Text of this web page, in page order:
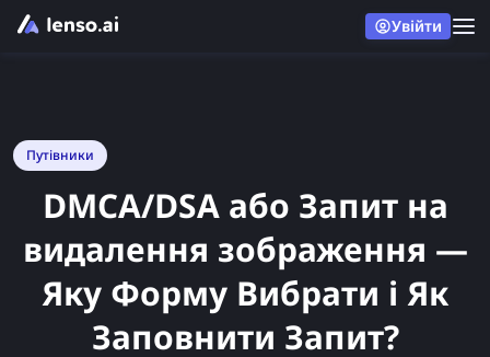
Увійти
Путівники
DMCA/DSA або Запит на
видалення зображення —
Яку Форму Вибрати і Як
Заповнити Запит?